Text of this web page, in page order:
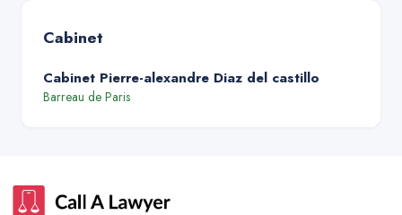
Cabinet
Cabinet Pierre-alexandre Diaz del castillo
Barreau de Paris